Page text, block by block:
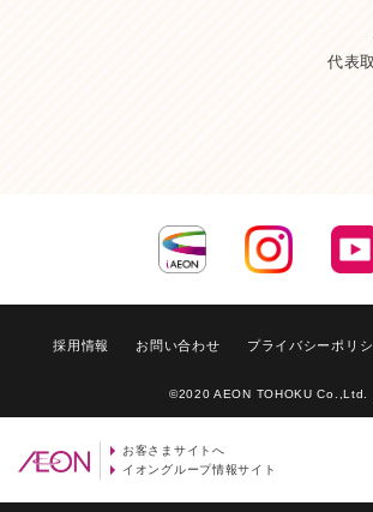
代表
採用情報 お問い合わせ プライバシーポリ
©2020 AEON TOHOKU Co.,Ltd.
お客さまサイトへ
イオングループ情報サイト